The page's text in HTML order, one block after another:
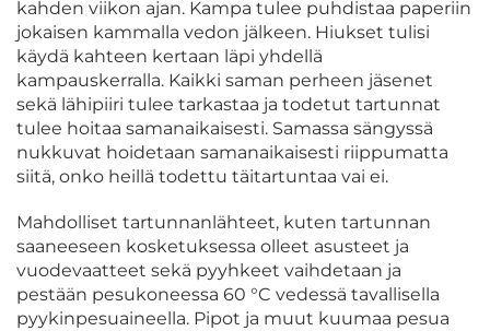
kahden viikon ajan. Kampa tulee puhdistaa paperiin
jokaisen kammalla vedon jälkeen. Hiukset tulisi
käydä kahteen kertaan läpi yhdellä
kampauskerralla. Kaikki saman perheen jäsenet
sekä lähipiiri tulee tarkastaa ja todetut tartunnat
tulee hoitaa samanaikaisesti. Samassa sängyssä
nukkuvat hoidetaan samanaikaisesti riippumatta
siitä, onko heillä todettu täitartuntaa vai ei.
Mahdolliset tartunnanlähteet, kuten tartunnan
saaneeseen kosketuksessa olleet asusteet ja
vuodevaatteet sekä pyyhkeet vaihdetaan ja
pestään pesukoneessa 60 °C vedessä tavallisella
pyykinpesuaineella. Pipot ja muut kuumaa pesua